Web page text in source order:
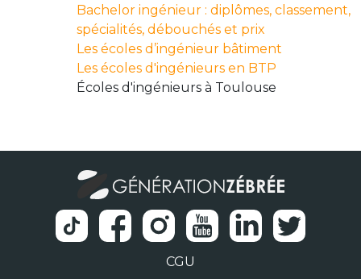
Bachelor ingénieur : diplômes, classement,
spécialités, débouchés et prix
Les écoles d’ingénieur bâtiment
Les écoles d'ingénieurs en BTP
Écoles d'ingénieurs à Toulouse
CGU